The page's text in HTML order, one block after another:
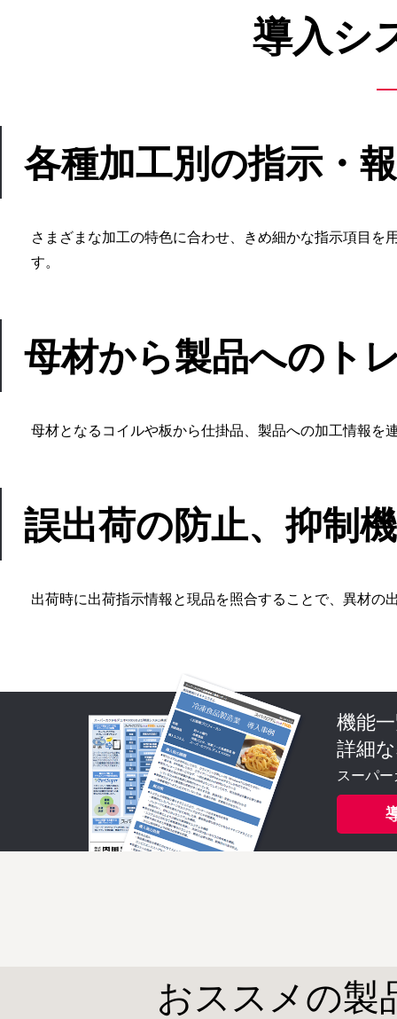
導入シ
各種加工別の指示・
さまざまな加工の特色に合わせ、きめ細かな指示項目
す。
母材から製品へのト
母材となるコイルや板から仕掛品、製品への加工情報を
誤出荷の防止、抑制
出荷時に出荷指示情報と現品を照合することで、異材の
機能
詳細
スーパ
おススメの製